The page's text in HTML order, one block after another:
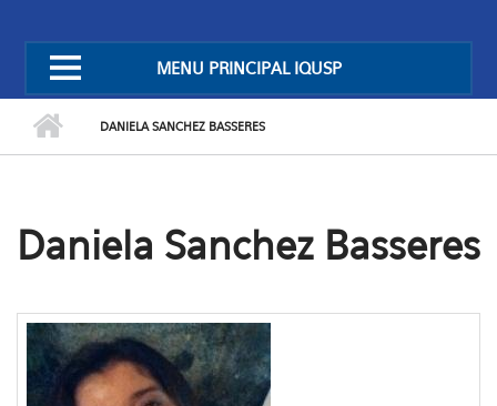
MENU PRINCIPAL IQUSP
DANIELA SANCHEZ BASSERES
Daniela Sanchez Basseres